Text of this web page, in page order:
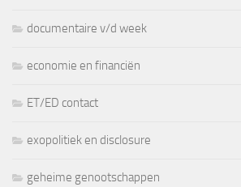
documentaire v/d week
economie en financiën
ET/ED contact
exopolitiek en disclosure
geheime genootschappen